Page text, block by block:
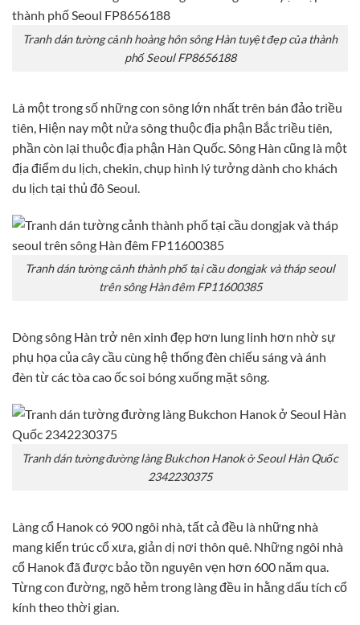
Tranh dán tường cảnh hoàng hôn sông Hàn tuyệt đẹp của thành
phố Seoul FP8656188
Là một trong số những con sông lớn nhất trên bán đảo triều
tiên, Hiện nay một nửa sông thuộc địa phận Bắc triều tiên,
phần còn lại thuộc địa phận Hàn Quốc. Sông Hàn cũng là một
địa điểm du lịch, chekin, chụp hình lý tưởng dành cho khách
du lịch tại thủ đô Seoul.
Tranh dán tường cảnh thành phố tại cầu dongjak và tháp seoul
trên sông Hàn đêm FP11600385
Dòng sông Hàn trở nên xinh đẹp hơn lung linh hơn nhờ sự
phụ họa của cây cầu cùng hệ thống đèn chiếu sáng và ánh
đèn từ các tòa cao ốc soi bóng xuống mặt sông.
Tranh dán tường đường làng Bukchon Hanok ở Seoul Hàn Quốc
2342230375
Làng cổ Hanok có 900 ngôi nhà, tất cả đều là những nhà
mang kiến trúc cổ xưa, giản dị nơi thôn quê. Những ngôi nhà
cổ Hanok đã được bảo tồn nguyên vẹn hơn 600 năm qua.
Từng con đường, ngõ hẻm trong làng đều in hằng dấu tích cổ
kính theo thời gian.